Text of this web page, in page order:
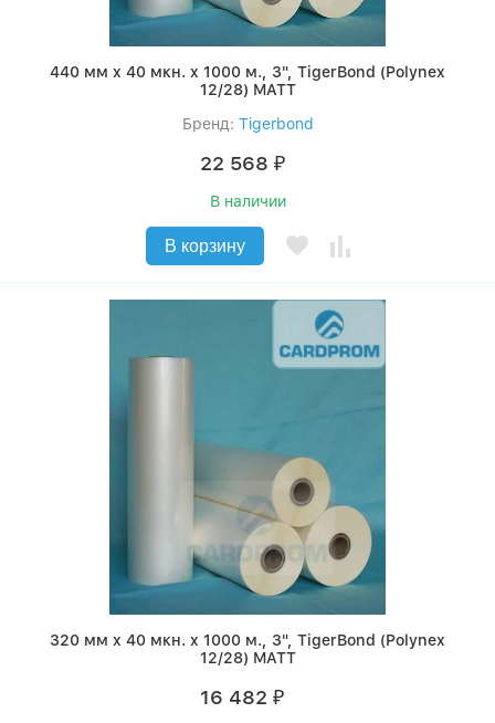
440 мм x 40 мкн. x 1000 м., 3", TigerBond (Polynex
12/28) MATT
Бренд: Tigerbond
22 568 ₽
В наличии
В корзину
320 мм x 40 мкн. x 1000 м., 3", TigerBond (Polynex
12/28) MATT
16 482 ₽